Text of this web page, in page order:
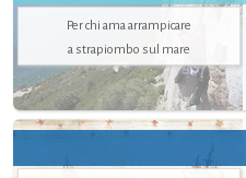
Per chi ama arrampicare
a strapiombo sul mare